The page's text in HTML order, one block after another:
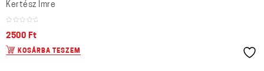
Kertész Imre
2500 Ft
KOSÁRBA TESZEM